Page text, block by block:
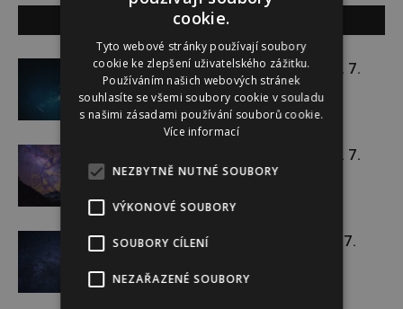
SOUVISEJÍCÍ ČLÁNKY
Týdenní horoskop 20. 7. – 26. 7.
Týdenní horoskop 13. 7. – 19. 7.
Týdenní horoskop 6. 7. – 12. 7.
cookie.
Tyto webové stránky používají soubory
cookie ke zlepšení uživatelského zážitku.
Používáním našich webových stránek
souhlasíte se všemi soubory cookie v souladu
s našimi zásadami používání souborů cookie.
Více informací
NEZBYTNĚ NUTNÉ SOUBORY
VÝKONOVÉ SOUBORY
SOUBORY CÍLENÍ
NEZAŘAZENÉ SOUBORY